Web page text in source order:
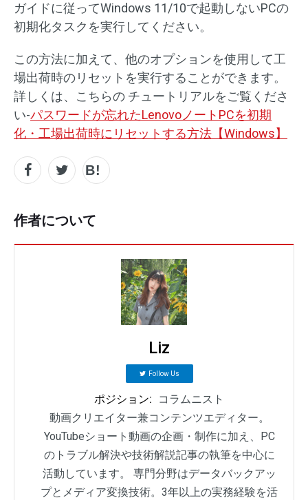
ガイドに従ってWindows 11/10で起動しないPCの
初期化タスクを実行してください。
この方法に加えて、他のオプションを使用して工
場出荷時のリセットを実行することができます。
詳しくは、こちらの チュートリアルをご覧くださ
い-パスワードが忘れたLenovoノートPCを初期
化・工場出荷時にリセットする方法【Windows】
作者について
Liz
Follow Us
ポジション:
コラムニスト
動画クリエイター兼コンテンツエディター。
YouTubeショート動画の企画・制作に加え、PC
のトラブル解決や技術解説記事の執筆を中心に
活動しています。 専門分野はデータバックアッ
プとメディア変換技術。3年以上の実務経験を活